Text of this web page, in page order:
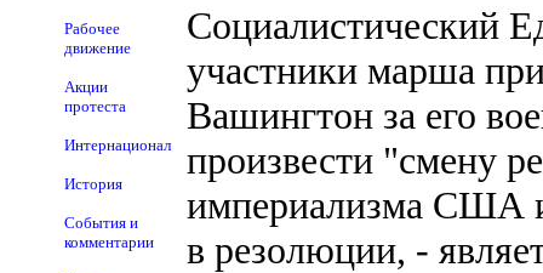
Рабочее
движение
Акции
протеста
Интернационал
История
События и
комментарии
Социалистический
участники марша
Вашингтон за его
произвести "смену
империализма США и
в резолюции, -